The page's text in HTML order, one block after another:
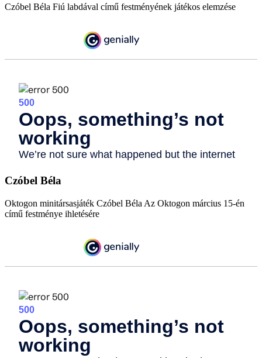
Czóbel Béla Fiú labdával című festményének játékos elemzése
Czóbel Béla
Oktogon minitársasjáték Czóbel Béla Az Oktogon március 15-én
című festménye ihletésére